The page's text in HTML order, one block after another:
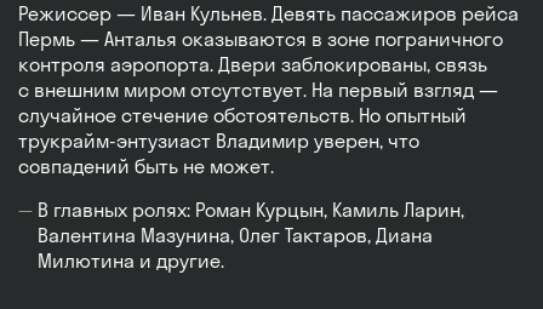
Режиссер — Иван Кульнев. Девять пассажиров рейса
Пермь — Анталья оказываются в зоне пограничного
контроля аэропорта. Двери заблокированы, связь
с внешним миром отсутствует. На первый взгляд —
случайное стечение обстоятельств. Но опытный
трукрайм-энтузиаст Владимир уверен, что
совпадений быть не может.
В главных ролях: Роман Курцын, Камиль Ларин,
Валентина Мазунина, Олег Тактаров, Диана
Милютина и другие.